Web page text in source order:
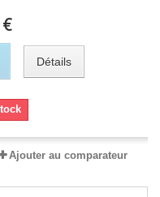
Détails
Ajouter au comparateur